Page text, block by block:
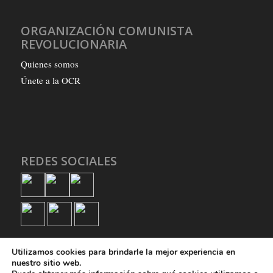
ORGANIZACIÓN COMUNISTA
REVOLUCIONARIA
Quienes somos
Únete a la OCR
REDES SOCIALES
Utilizamos cookies para brindarle la mejor experiencia en
nuestro sitio web.